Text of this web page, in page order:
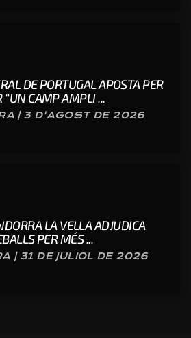
DE PORTUGAL APOSTA PER
“UN CAMP AMPLI ...
| 3 D'AGOST DE 2026
LA VELLA ADJUDICA
PER MÉS ...
| 31 DE JULIOL DE 2026